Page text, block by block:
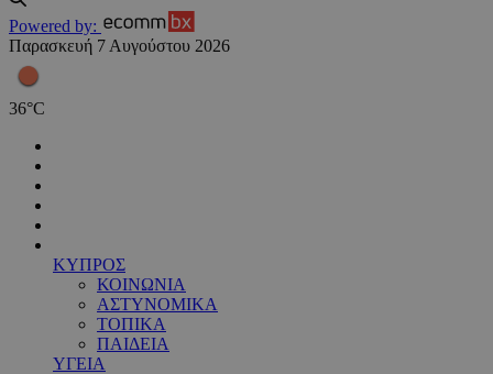
Powered by:
Παρασκευή 7 Αυγούστου 2026
36°C
ΚΥΠΡΟΣ
ΚΟΙΝΩΝΙΑ
ΑΣΤΥΝΟΜΙΚΑ
ΤΟΠΙΚΑ
ΠΑΙΔΕΙΑ
ΥΓΕΙΑ